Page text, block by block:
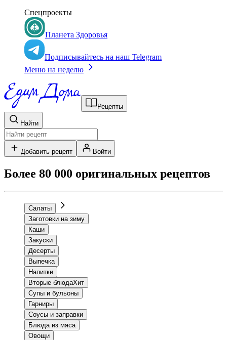
Спецпроекты
Планета Здоровья
Подписывайтесь на наш Telegram
Меню на неделю
Рецепты
Найти
Добавить рецепт Войти
Более 80 000 оригинальных рецептов
Салаты
Заготовки на зиму
Каши
Закуски
Десерты
Выпечка
Напитки
Вторые блюдаХит
Супы и бульоны
Гарниры
Соусы и заправки
Блюда из мяса
Овощи